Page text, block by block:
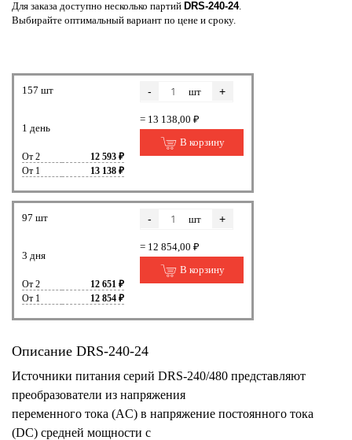
Для заказа доступно несколько партий DRS-240-24.
Выбирайте оптимальный вариант по цене и сроку.
157 шт
1 день
От 2
12 593 ₽
От 1
13 138 ₽
- шт +
= 13 138,00 ₽
В корзину
97 шт
3 дня
От 2
12 651 ₽
От 1
12 854 ₽
- шт +
= 12 854,00 ₽
В корзину
Описание DRS-240-24
Источники питания серий DRS-240/480 представляют
преобразователи из напряжения
переменного тока (AC) в напряжение постоянного тока
(DC) средней мощности с